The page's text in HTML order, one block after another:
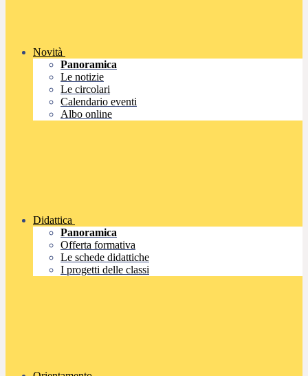
Novità
Panoramica
Le notizie
Le circolari
Calendario eventi
Albo online
Didattica
Panoramica
Offerta formativa
Le schede didattiche
I progetti delle classi